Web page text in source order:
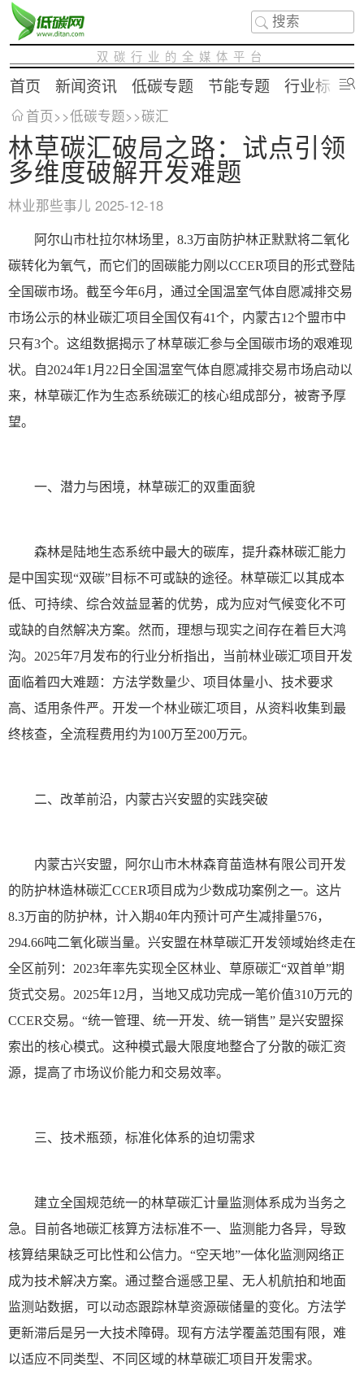
双碳行业的全媒体平台
首页 新闻资讯 低碳专题 节能专题 行业标准
首页>>低碳专题>>碳汇
林草碳汇破局之路：试点引领
多维度破解开发难题
林业那些事儿 2025-12-18
阿尔山市杜拉尔林场里，8.3万亩防护林正默默将二氧化
碳转化为氧气，而它们的固碳能力刚以CCER项目的形式登陆
全国碳市场。截至今年6月，通过全国温室气体自愿减排交易
市场公示的林业碳汇项目全国仅有41个，内蒙古12个盟市中
只有3个。这组数据揭示了林草碳汇参与全国碳市场的艰难现
状。自2024年1月22日全国温室气体自愿减排交易市场启动以
来，林草碳汇作为生态系统碳汇的核心组成部分，被寄予厚
望。
一、潜力与困境，林草碳汇的双重面貌
森林是陆地生态系统中最大的碳库，提升森林碳汇能力
是中国实现“双碳”目标不可或缺的途径。林草碳汇以其成本
低、可持续、综合效益显著的优势，成为应对气候变化不可
或缺的自然解决方案。然而，理想与现实之间存在着巨大鸿
沟。2025年7月发布的行业分析指出，当前林业碳汇项目开发
面临着四大难题：方法学数量少、项目体量小、技术要求
高、适用条件严。开发一个林业碳汇项目，从资料收集到最
终核查，全流程费用约为100万至200万元。
二、改革前沿，内蒙古兴安盟的实践突破
内蒙古兴安盟，阿尔山市木林森育苗造林有限公司开发
的防护林造林碳汇CCER项目成为少数成功案例之一。这片
8.3万亩的防护林，计入期40年内预计可产生减排量576，
294.66吨二氧化碳当量。兴安盟在林草碳汇开发领域始终走在
全区前列：2023年率先实现全区林业、草原碳汇“双首单”期
货式交易。2025年12月，当地又成功完成一笔价值310万元的
CCER交易。“统一管理、统一开发、统一销售” 是兴安盟探
索出的核心模式。这种模式最大限度地整合了分散的碳汇资
源，提高了市场议价能力和交易效率。
三、技术瓶颈，标准化体系的迫切需求
建立全国规范统一的林草碳汇计量监测体系成为当务之
急。目前各地碳汇核算方法标准不一、监测能力各异，导致
核算结果缺乏可比性和公信力。“空天地”一体化监测网络正
成为技术解决方案。通过整合遥感卫星、无人机航拍和地面
监测站数据，可以动态跟踪林草资源碳储量的变化。方法学
更新滞后是另一大技术障碍。现有方法学覆盖范围有限，难
以适应不同类型、不同区域的林草碳汇项目开发需求。